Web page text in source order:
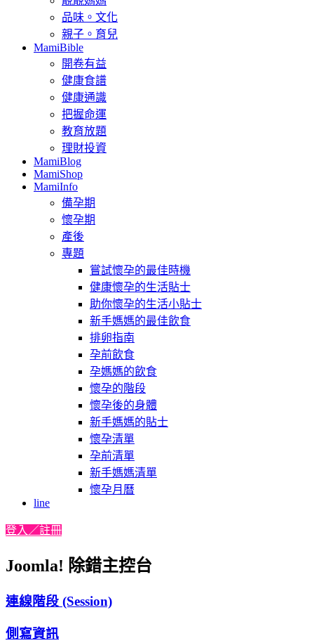
品味。文化
親子。育兒
MamiBible
開卷有益
健康食譜
健康通識
把握命運
教育放題
理財投資
MamiBlog
MamiShop
MamiInfo
備孕期
懷孕期
產後
專題
嘗試懷孕的最佳時機
健康懷孕的生活貼士
助你懷孕的生活小貼士
新手媽媽的最佳飲食
排卵指南
孕前飲食
孕媽媽的飲食
懷孕的階段
懷孕後的身體
新手媽媽的貼士
懷孕清單
孕前清單
新手媽媽清單
懷孕月曆
line
登入／註冊
Joomla! 除錯主控台
連線階段 (Session)
側寫資訊